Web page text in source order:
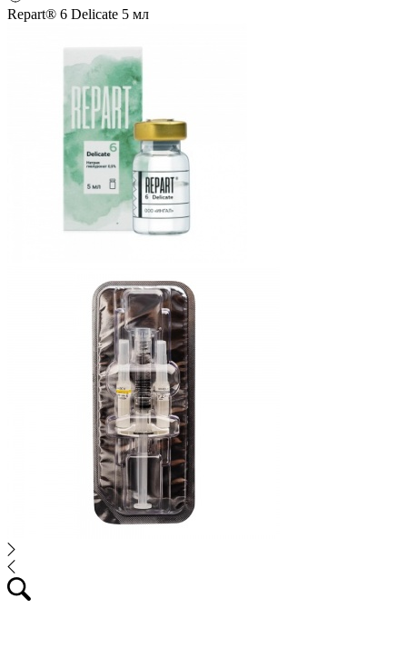
Repart® 6 Delicate 5 мл